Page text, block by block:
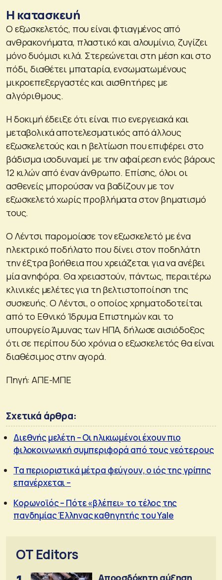
Η κατασκευή
Ο εξωσκελετός, που είναι φτιαγμένος από
ανθρακονήματα, πλαστικό και αλουμίνιο, ζυγίζει
μόνο δυόμισι κιλά. Στερεώνεται στη μέση και στο
πόδι, διαθέτει μπαταρία, ενσωματωμένους
μικροεπεξεργαστές και αισθητήρες με
αλγόριθμους.
Η δοκιμή έδειξε ότι είναι πιο ενεργειακά και
μεταβολικά αποτελεσματικός από άλλους
εξωσκελετούς και η βελτίωση που επιφέρει στο
βάδισμα ισοδυναμεί με την αφαίρεση ενός βάρους
12 κιλών από έναν άνθρωπο. Επίσης, όλοι οι
ασθενείς μπορούσαν να βαδίζουν με τον
εξωσκελετό χωρίς προβλήματα στον βηματισμό
τους.
Ο Λέντσι παρομοίασε τον εξωσκελετό με ένα
ηλεκτρικό ποδήλατο που δίνει στον ποδηλάτη
την έξτρα βοήθεια που χρειάζεται για να ανέβει
μία ανηφόρα. Θα χρειαστούν, πάντως, περαιτέρω
κλινικές μελέτες για τη βελτιστοποίηση της
συσκευής. Ο Λέντσι, ο οποίος χρηματοδοτείται
από το Εθνικό Ίδρυμα Επιστημών και το
υπουργείο Άμυνας των ΗΠΑ, δήλωσε αισιόδοξος
ότι σε περίπου δύο χρόνια ο εξωσκελετός θα είναι
διαθέσιμος στην αγορά.
Πηγή: ΑΠΕ-ΜΠΕ
Σχετικά άρθρα:
Διεθνής μελέτη – Οι ηλικιωμένοι έχουν πιο
φιλοκοινωνική συμπεριφορά από τους νεότερους
Τα περιοριστικά μέτρα φεύγουν, ο ιός της γρίπης
επανέρχεται –
Κορωνοϊός – Πότε «βλέπει» το τέλος της
πανδημίας Έλληνας καθηγητής του Yale
OT Editors
Απροσδόκητη αύξηση